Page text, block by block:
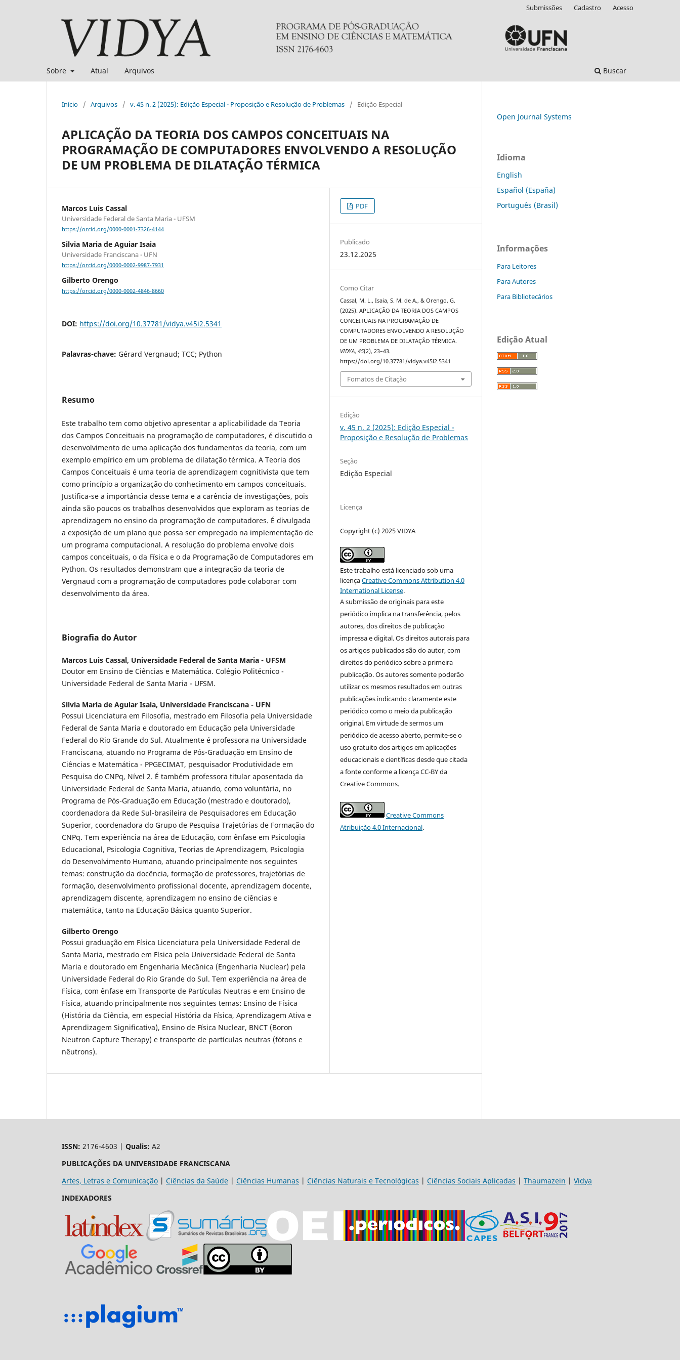
Sobre Atual Arquivos Buscar
Submissões Cadastro Acesso
Início / Arquivos / v. 45 n. 2 (2025): Edição Especial - Proposição e Resolução de Problemas / Edição Especial
APLICAÇÃO DA TEORIA DOS CAMPOS CONCEITUAIS NA
PROGRAMAÇÃO DE COMPUTADORES ENVOLVENDO A RESOLUÇÃO
DE UM PROBLEMA DE DILATAÇÃO TÉRMICA
Marcos Luis Cassal
Universidade Federal de Santa Maria - UFSM
https://orcid.org/0000-0001-7326-4144
Silvia Maria de Aguiar Isaia
Universidade Franciscana - UFN
https://orcid.org/0000-0002-9987-7931
Gilberto Orengo
https://orcid.org/0000-0002-4846-8660
DOI: https://doi.org/10.37781/vidya.v45i2.5341
Palavras-chave: Gérard Vergnaud; TCC; Python
Resumo
Este trabalho tem como objetivo apresentar a aplicabilidade da Teoria
dos Campos Conceituais na programação de computadores, é discutido o
desenvolvimento de uma aplicação dos fundamentos da teoria, com um
exemplo empírico em um problema de dilatação térmica. A Teoria dos
Campos Conceituais é uma teoria de aprendizagem cognitivista que tem
como princípio a organização do conhecimento em campos conceituais.
Justifica-se a importância desse tema e a carência de investigações, pois
ainda são poucos os trabalhos desenvolvidos que exploram as teorias de
aprendizagem no ensino da programação de computadores. É divulgada
a exposição de um plano que possa ser empregado na implementação de
um programa computacional. A resolução do problema envolve dois
campos conceituais, o da Física e o da Programação de Computadores em
Python. Os resultados demonstram que a integração da teoria de
Vergnaud com a programação de computadores pode colaborar com
desenvolvimento da área.
Biografia do Autor
Marcos Luis Cassal, Universidade Federal de Santa Maria - UFSM
Doutor em Ensino de Ciências e Matemática. Colégio Politécnico -
Universidade Federal de Santa Maria - UFSM.
Silvia Maria de Aguiar Isaia, Universidade Franciscana - UFN
Possui Licenciatura em Filosofia, mestrado em Filosofia pela Universidade
Federal de Santa Maria e doutorado em Educação pela Universidade
Federal do Rio Grande do Sul. Atualmente é professora na Universidade
Franciscana, atuando no Programa de Pós-Graduação em Ensino de
Ciências e Matemática - PPGECIMAT, pesquisador Produtividade em
Pesquisa do CNPq, Nível 2. É também professora titular aposentada da
Universidade Federal de Santa Maria, atuando, como voluntária, no
Programa de Pós-Graduação em Educação (mestrado e doutorado),
coordenadora da Rede Sul-brasileira de Pesquisadores em Educação
Superior, coordenadora do Grupo de Pesquisa Trajetórias de Formação do
CNPq. Tem experiência na área de Educação, com ênfase em Psicologia
Educacional, Psicologia Cognitiva, Teorias de Aprendizagem, Psicologia
do Desenvolvimento Humano, atuando principalmente nos seguintes
temas: construção da docência, formação de professores, trajetórias de
formação, desenvolvimento profissional docente, aprendizagem docente,
aprendizagem discente, aprendizagem no ensino de ciências e
matemática, tanto na Educação Básica quanto Superior.
Gilberto Orengo
Possui graduação em Física Licenciatura pela Universidade Federal de
Santa Maria, mestrado em Física pela Universidade Federal de Santa
Maria e doutorado em Engenharia Mecânica (Engenharia Nuclear) pela
Universidade Federal do Rio Grande do Sul. Tem experiência na área de
Física, com ênfase em Transporte de Partículas Neutras e em Ensino de
Física, atuando principalmente nos seguintes temas: Ensino de Física
(História da Ciência, em especial História da Física, Aprendizagem Ativa e
Aprendizagem Significativa), Ensino de Física Nuclear, BNCT (Boron
Neutron Capture Therapy) e transporte de partículas neutras (fótons e
nêutrons).
PDF
Publicado
23.12.2025
Como Citar
Cassal, M. L., Isaia, S. M. de A., & Orengo, G.
(2025). APLICAÇÃO DA TEORIA DOS CAMPOS
CONCEITUAIS NA PROGRAMAÇÃO DE
COMPUTADORES ENVOLVENDO A RESOLUÇÃO
DE UM PROBLEMA DE DILATAÇÃO TÉRMICA.
VIDYA,45(2), 23–43.
https://doi.org/10.37781/vidya.v45i2.5341
Fomatos de Citação
Edição
v. 45 n. 2 (2025): Edição Especial -
Proposição e Resolução de Problemas
Seção
Edição Especial
Licença
Copyright (c) 2025 VIDYA
Este trabalho está licenciado sob uma
licençaCreative Commons Attribution 4.0
International License.
A submissão de originais para este
periódico implica na transferência, pelos
autores, dos direitos de publicação
impressa e digital. Os direitos autorais para
os artigos publicados são do autor, com
direitos do periódico sobre a primeira
publicação. Os autores somente poderão
utilizar os mesmos resultados em outras
publicações indicando claramente este
periódico como o meio da publicação
original. Em virtude de sermos um
periódico de acesso aberto, permite-se o
uso gratuito dos artigos em aplicações
educacionais e científicas desde que citada
a fonte conforme a licença CC-BY da
Creative Commons.
Creative Commons
Atribuição 4.0 Internacional.
Open Journal Systems
Idioma
English
Español (España)
Português (Brasil)
Informações
Para Leitores
Para Autores
Para Bibliotecários
Edição Atual
ISSN: 2176-4603 | Qualis: A2
PUBLICAÇÕES DA UNIVERSIDADE FRANCISCANA
Artes, Letras e Comunicação | Ciências da Saúde | Ciências Humanas | Ciências Naturais e Tecnológicas | Ciências Sociais Aplicadas | Thaumazein | Vidya
INDEXADORES